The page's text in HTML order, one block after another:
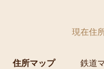
現在住
住所マップ 鉄道